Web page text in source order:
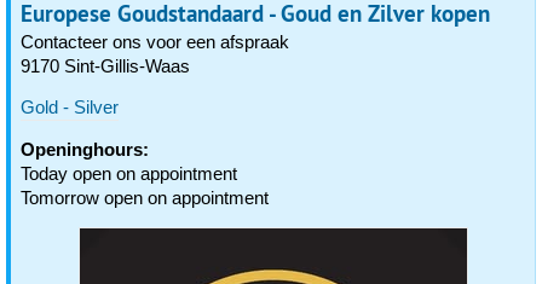
Europese Goudstandaard - Goud en Zilver kopen
Contacteer ons voor een afspraak
9170 Sint-Gillis-Waas
Gold - Silver
Openinghours:
Today open on appointment
Tomorrow open on appointment